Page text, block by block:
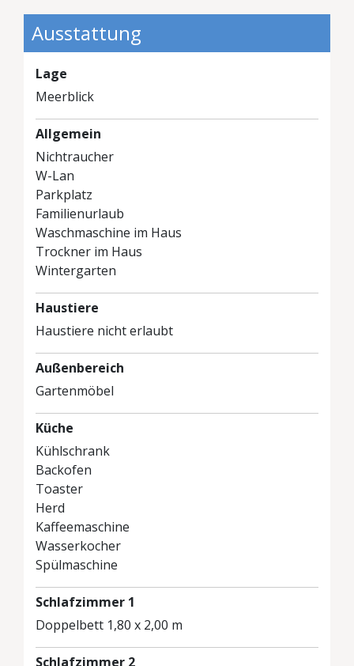
Ausstattung
Lage
Meerblick
Allgemein
Nichtraucher
W-Lan
Parkplatz
Familienurlaub
Waschmaschine im Haus
Trockner im Haus
Wintergarten
Haustiere
Haustiere nicht erlaubt
Außenbereich
Gartenmöbel
Küche
Kühlschrank
Backofen
Toaster
Herd
Kaffeemaschine
Wasserkocher
Spülmaschine
Schlafzimmer 1
Doppelbett 1,80 x 2,00 m
Schlafzimmer 2